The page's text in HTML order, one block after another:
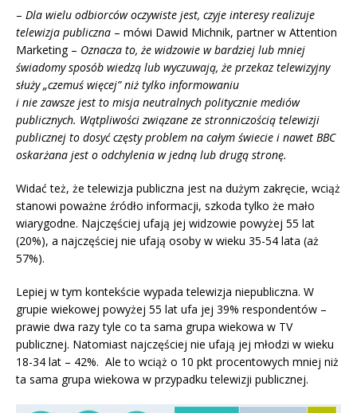
– Dla wielu odbiorców oczywiste jest, czyje interesy realizuje
telewizja publiczna – mówi Dawid Michnik, partner w Attention
Marketing – Oznacza to, że widzowie w bardziej lub mniej
świadomy sposób wiedzą lub wyczuwają, że przekaz telewizyjny
służy „czemuś więcej” niż tylko informowaniu
i nie zawsze jest to misja neutralnych politycznie mediów
publicznych. Wątpliwości związane ze stronniczością telewizji
publicznej to dosyć częsty problem na całym świecie i nawet BBC
oskarżana jest o odchylenia w jedną lub drugą stronę.
Widać też, że telewizja publiczna jest na dużym zakręcie, wciąż
stanowi poważne źródło informacji, szkoda tylko że mało
wiarygodne. Najczęściej ufają jej widzowie powyżej 55 lat
(20%), a najczęściej nie ufają osoby w wieku 35-54 lata (aż
57%).
Lepiej w tym kontekście wypada telewizja niepubliczna. W
grupie wiekowej powyżej 55 lat ufa jej 39% respondentów –
prawie dwa razy tyle co ta sama grupa wiekowa w TV
publicznej. Natomiast najczęściej nie ufają jej młodzi w wieku
18-34 lat – 42%. Ale to wciąż o 10 pkt procentowych mniej niż
ta sama grupa wiekowa w przypadku telewizji publicznej.